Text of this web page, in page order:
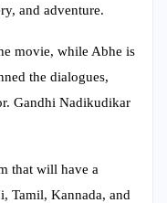
and adventure.
movie, while Abhe is
the dialogues,
Gandhi Nadikudikar
that will have a
Tamil, Kannada, and